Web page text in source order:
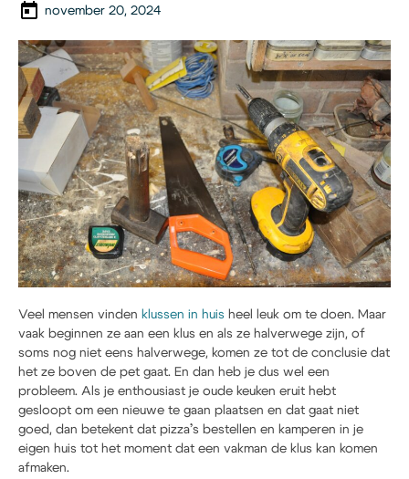
november 20, 2024
Veel mensen vinden klussen in huis heel leuk om te doen. Maar
vaak beginnen ze aan een klus en als ze halverwege zijn, of
soms nog niet eens halverwege, komen ze tot de conclusie dat
het ze boven de pet gaat. En dan heb je dus wel een
probleem. Als je enthousiast je oude keuken eruit hebt
gesloopt om een nieuwe te gaan plaatsen en dat gaat niet
goed, dan betekent dat pizza’s bestellen en kamperen in je
eigen huis tot het moment dat een vakman de klus kan komen
afmaken.